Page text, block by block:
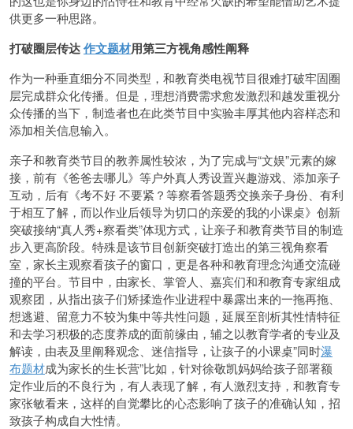
供更多一种思路。
打破圈层传达作文题材用第三方视角感性阐释
作为一种垂直细分不同类型，和教育类电视节目很难打破牢固圈
层完成群众化传播。但是，理想消费需求愈发激烈和越发重视分
众传播的当下，制造者也在此类节目中实验丰厚其他内容样态和
添加相关信息输入。
亲子和教育类节目的教养属性较浓，为了完成与“文娱”元素的嫁
接，前有《爸爸去哪儿》等户外真人秀设置兴趣游戏、添加亲子
互动，后有《考不好 不要紧？等察看答题秀交换亲子身份、有利
于相互了解，而以作业后领导为切口的亲爱的我的小课桌》创新
突破接纳“真人秀+察看类”体现方式，让亲子和教育类节目的制造
步入更高阶段。特殊是该节目创新突破打造出的第三视角察看
室，家长主观察看孩子的窗口，更是各种和教育理念沟通交流碰
撞的平台。节目中，由家长、掌管人、嘉宾们和和教育专家组成
观察团，从指出孩子们矫揉造作业进程中暴露出来的一拖再拖、
想逃避、留意力不较为集中等共性问题，延展至剖析其性情特征
和去学习积极的态度养成的面前缘由，辅之以教育学者的专业及
解读，由表及里阐释观念、迷信指导，让孩子的小课桌”同时瀑
布题材成为家长的生长营”比如，针对徐敬凯妈妈给孩子部署额
定作业后的不良行为，有人表现了解，有人激烈支持，和教育专
家张敏看来，这样的自觉攀比的心态影响了孩子的准确认知，招
致孩子构成自大性情。